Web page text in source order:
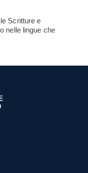
Scritture e
nelle lingue che